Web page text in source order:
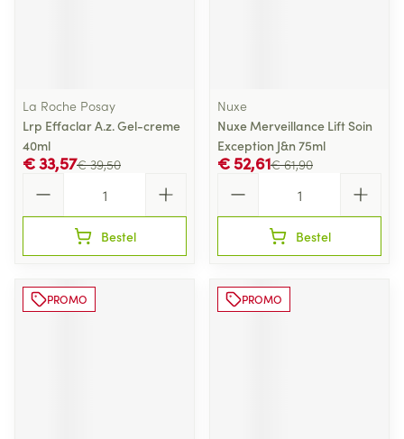
La Roche Posay
Lrp Effaclar A.z. Gel-creme
40ml
€ 39,50
€ 33,57
Bestel
Nuxe
Nuxe Merveillance Lift Soin
Exception J&n 75ml
€ 61,90
€ 52,61
Bestel
PROMO PROMO